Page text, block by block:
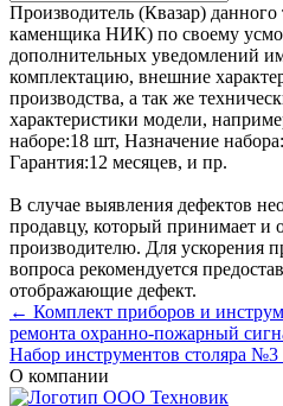
Производитель (Квазар)
каменщика НИК) по своему
дополнительных уведомлений
комплектацию, внешние
производства, а так же
характеристики модели,
наборе:18 шт, Назначение набора:
Гарантия:12 месяцев, и пр.
В случае выявления дефектов
продавцу, который принимает и
производителю. Для ускорения
вопроса рекомендуется
отображающие дефект.
← Комплект приборов и
ремонта охранно-пожарный
Набор инструментов столяра
О компании